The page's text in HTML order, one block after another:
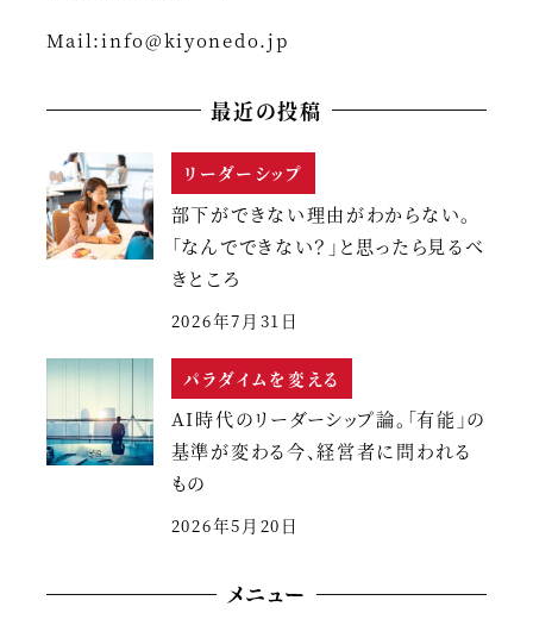
送
Mail:info@kiyonedo.jp
最近の投稿
リーダーシップ
部下ができない理由がわからない。
「なんでできない？」と思ったら見るべ
きところ
2026年7月31日
パラダイムを変える
AI時代のリーダーシップ論。「有能」の
基準が変わる今、経営者に問われる
もの
2026年5月20日
メニュー